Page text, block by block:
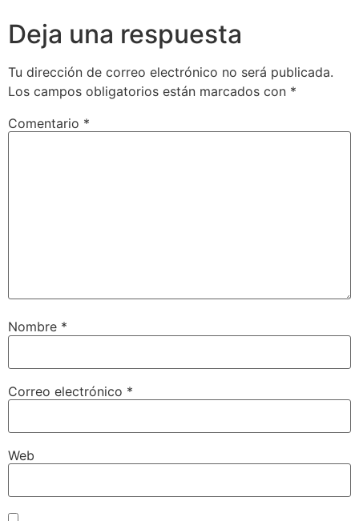
Deja una respuesta
Tu dirección de correo electrónico no será publicada.
Los campos obligatorios están marcados con *
Comentario *
Nombre *
Correo electrónico *
Web